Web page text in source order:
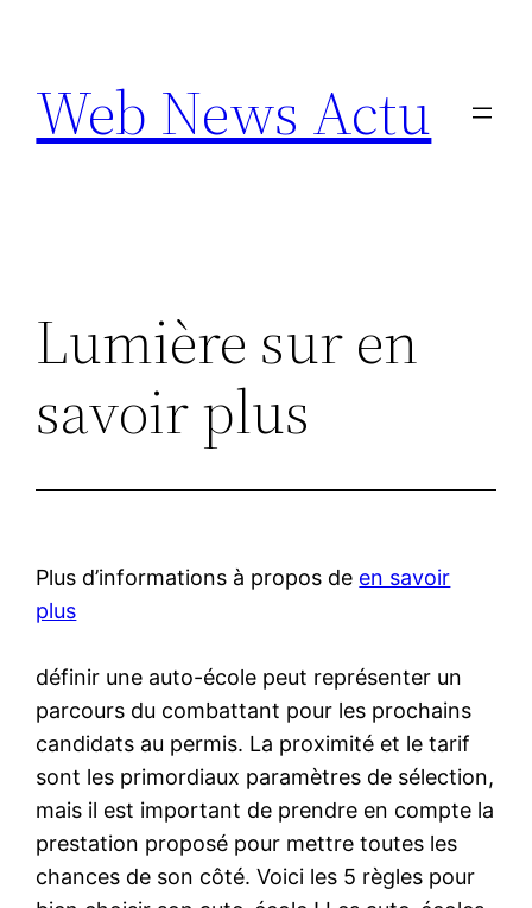
contenu
Web News Actu
Lumière sur en
savoir plus
Plus d’informations à propos de en savoir
plus
définir une auto-école peut représenter un
parcours du combattant pour les prochains
candidats au permis. La proximité et le tarif
sont les primordiaux paramètres de sélection,
mais il est important de prendre en compte la
prestation proposé pour mettre toutes les
chances de son côté. Voici les 5 règles pour